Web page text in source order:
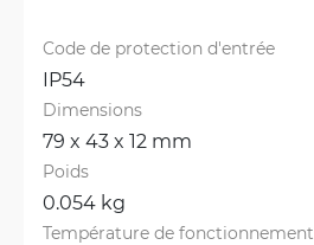
Code de protection d'entrée
IP54
Dimensions
79 x 43 x 12 mm
Poids
0.054 kg
Température de fonctionnement